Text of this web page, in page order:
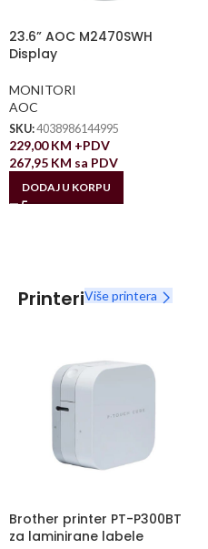
23.6” AOC M2470SWH
Display
MONITORI
AOC
SKU:4038986144995
229,00KM +PDV
267,95 KM sa PDV
DODAJ U KORPU
PrinteriViše printera
Brother printer PT-P300BT
za laminirane labele